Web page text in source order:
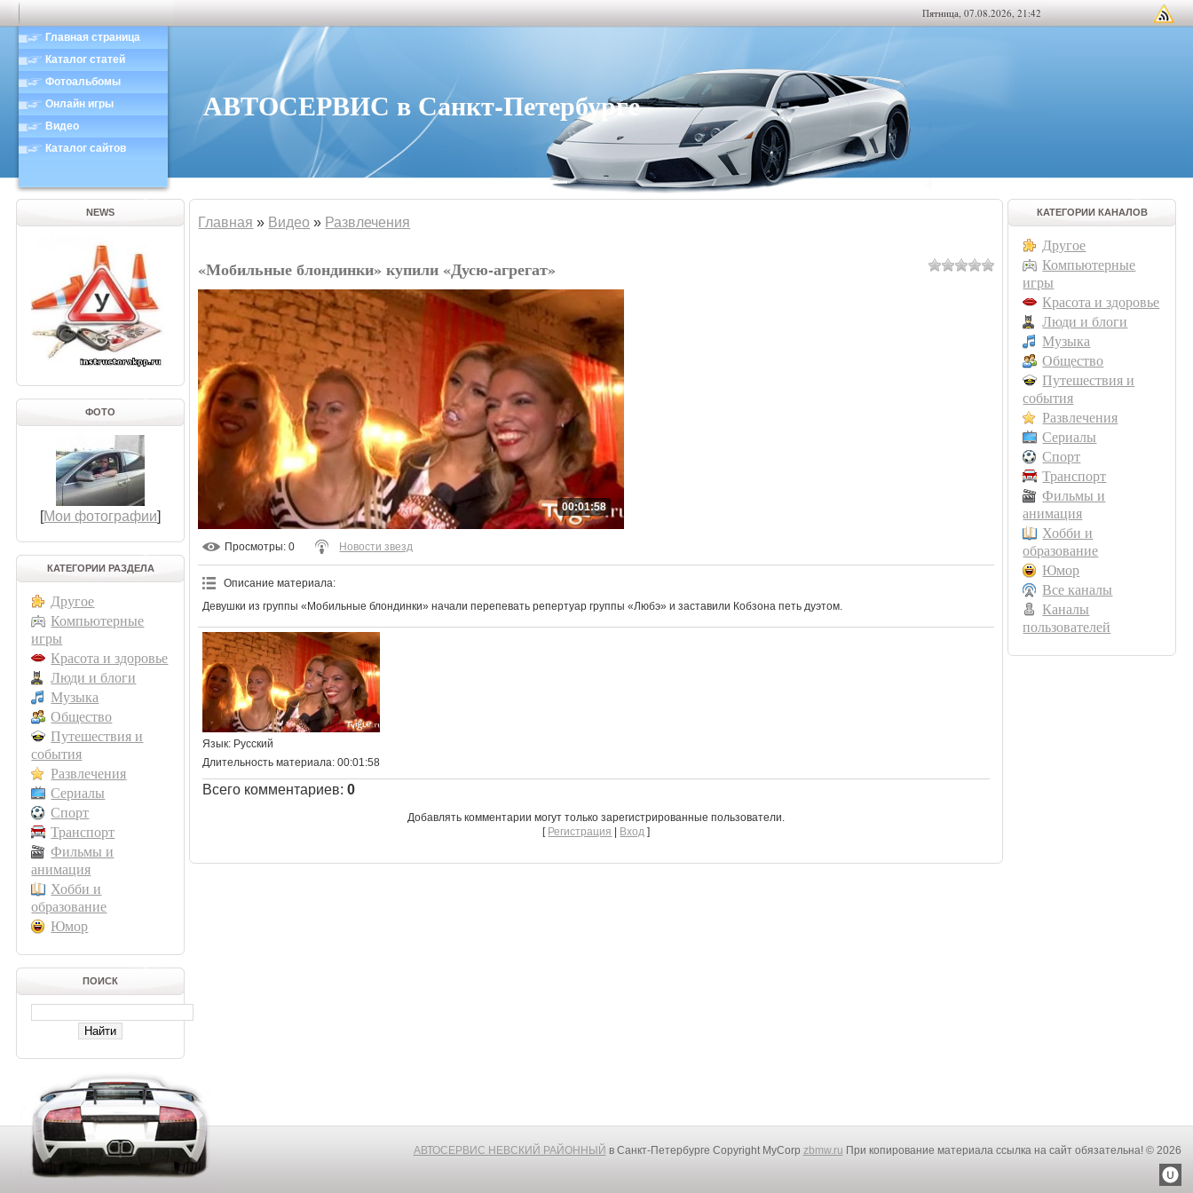
Пятница, 07.08.2026, 21:42
Главная страница
Каталог статей
Фотоальбомы
Онлайн игры
Видео
Каталог сайтов
АВТОСЕРВИС в Санкт-Петербурге
NEWS
ФОТО
[Мои фотографии]
КАТЕГОРИИ РАЗДЕЛА
Другое
Компьютерные
игры
Красота и здоровье
Люди и блоги
Музыка
Общество
Путешествия и
события
Развлечения
Сериалы
Спорт
Транспорт
Фильмы и
анимация
Хобби и
образование
Юмор
ПОИСК
Главная » Видео » Развлечения
«Мобильные блондинки» купили «Дусю-агрегат»
00:01:58
Просмотры: 0 Новости звезд
Описание материала:
Девушки из группы «Мобильные блондинки» начали перепевать репертуар группы «Любэ» и заставили Кобзона петь дуэтом.
Язык: Русский
Длительность материала: 00:01:58
Всего комментариев:0
Добавлять комментарии могут только зарегистрированные пользователи.
[ Регистрация | Вход ]
КАТЕГОРИИ КАНАЛОВ
Другое
Компьютерные
игры
Красота и здоровье
Люди и блоги
Музыка
Общество
Путешествия и
события
Развлечения
Сериалы
Спорт
Транспорт
Фильмы и
анимация
Хобби и
образование
Юмор
Все каналы
Каналы
пользователей
АВТОСЕРВИС НЕВСКИЙ РАЙОННЫЙ в Санкт-Петербурге Copyright MyCorp zbmw.ru При копирование материала ссылка на сайт обязательна! © 2026